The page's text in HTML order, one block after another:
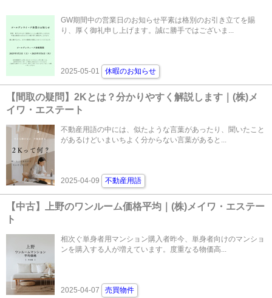
GW期間中の営業日のお知らせ平素は格別のお引き立てを賜
り、厚く御礼申し上げます。誠に勝手ではございま...
2025-05-01 休暇のお知らせ
【間取の疑問】2Kとは？分かりやすく解説します｜(株)メ
イワ・エステート
不動産用語の中には、似たような言葉があったり、聞いたこと
があるけどいまいちよく分からない言葉があると...
2025-04-09 不動産用語
【中古】上野のワンルーム価格平均｜(株)メイワ・エステー
ト
相次ぐ単身者用マンション購入者昨今、単身者向けのマンショ
ンを購入する人が増えています。度重なる物価高...
2025-04-07 売買物件